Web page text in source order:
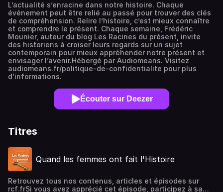
L’actualité s’enracine dans notre histoire. Chaque
événement peut être relié au passé pour trouver des clés
de compréhension. Relire l’histoire, c’est mieux connaître
et comprendre le présent. Chaque semaine, Frédéric
Mounier, auteur du blog Les Racines du présent, invite
des historiens à croiser leurs regards sur un sujet
contemporain pour mieux appréhender notre présent et
envisager l’avenir.Hébergé par Audiomeans. Visitez
audiomeans.fr/politique-de-confidentialite pour plus
d'informations.
Écouter sur Deezer
Titres
Quand les femmes ont fait l'Histoire
Retrouvez tous nos contenus, articles et épisodes sur
rcf.frSi vous avez apprécié cet épisode, participez à sa